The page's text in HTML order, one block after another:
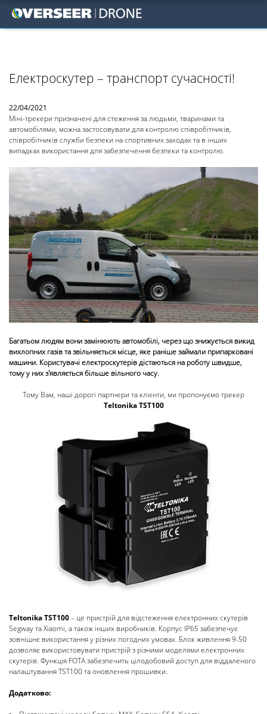
Електроскутер – транспорт сучасності!
22/04/2021
Міні-трекери призначені для стеження за людьми, тваринами та
автомобілями, можна застосовувати для контролю співробітників,
співробітників служби безпеки на спортивних заходах та в інших
випадках використання для забезпечення безпеки та контролю.
Багатьом людям вони замінюють автомобілі, через що знижується викид
вихлопних газів та звільняється місце, яке раніше займали припарковані
машини. Користувачі електроскутерів дістаються на роботу швидше,
тому у них з'являється більше вільного часу.
Тому Вам, наші дорогі партнери та клієнти, ми пропонуємо трекер
Teltonika TST100
Teltonika TST100– це пристрій для відстеження електронних скутерів
Segway та Xiaomi, а також інших виробників. Корпус IP65 забезпечує
зовнішнє використання у різних погодних умовах. Блок живлення 9-50
дозволяє використовувати пристрій з різними моделями електронних
скутерів. Функція FOTA забезпечить цілодобовий доступ для віддаленого
налаштування TST100 та оновлення прошивки.
Додатково: